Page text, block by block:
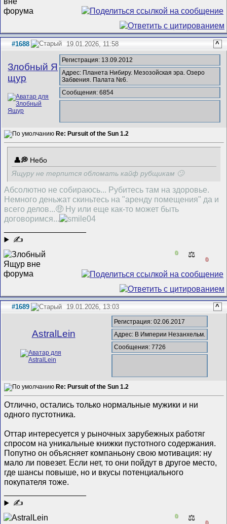
#1688 19.01.2026, 11:58 ^
Злобный Я
щур
Регистрация: 13.09.2012
Адрес: Планета Нибиру. Мезозойская эра. Озеро
Забвения. Палата №6.
Сообщения: 6854
Re: Pursuit of the Sun 1.2
Небо
Ящуру не терпится обломать кайф рубщикам 🙄
Абсолютно не собираюсь... Рубитесь там на здоровье.
Немного деньжат скиньтесь на "аренду помещения" да и
всего делов...🤑 Ну или еще как-то может быть
договоримся...
✍
0 ⚖️
0
#1689 19.01.2026, 13:03 ^
AstralLein
Регистрация: 02.06.2017
Адрес: В Империи Незанхельм.
Сообщения: 7726
Re: Pursuit of the Sun 1.2
Отлично, остались только нормальные мужики и ни
одного пустотника.
Оттар интересуется у рыночных зарубежных работяг
спросом на уникальные книжки пустотного содержания.
Попутно он объясняет компаньону свою мотивация: ну
мало ли повезет. Если нет, то они пойдут в другое место,
где шансы повыше, но и вкусы потенциального
покупателя тоже.
✍
0 ⚖️
0